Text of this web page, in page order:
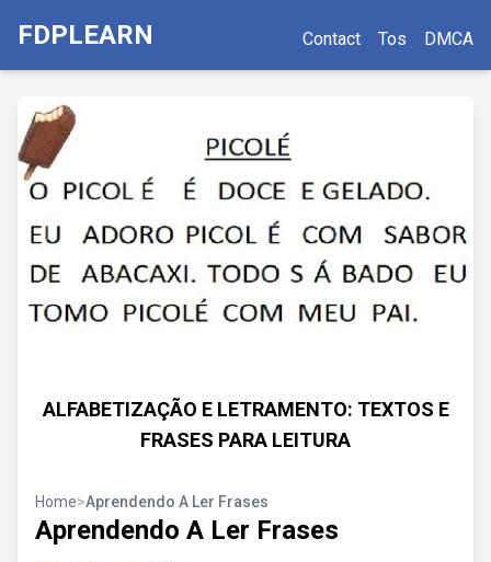
FDPLEARN Contact Tos DMCA
ALFABETIZAÇÃO E LETRAMENTO: TEXTOS E
FRASES PARA LEITURA
Home>Aprendendo A Ler Frases
Aprendendo A Ler Frases